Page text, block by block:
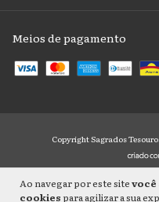
Ao navegar por este sitevocê
cookies para agilizar a sua
Meios de pagamento
Copyright Sagrados